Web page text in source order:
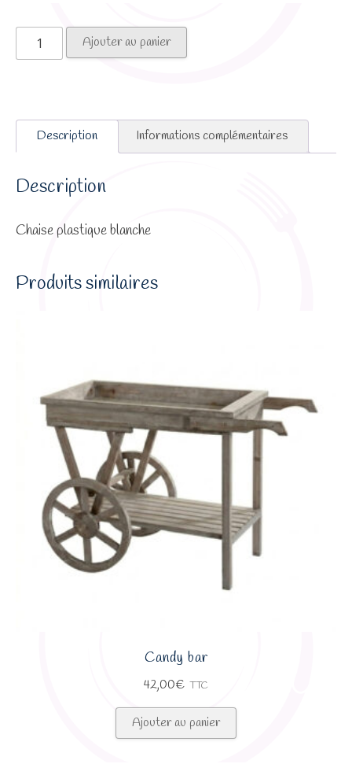
quantité
de
Ajouter au panier
Description Informations complémentaires
Description
Chaise plastique blanche
Produits similaires
Candy bar
42,00€ TTC
Ajouter au panier